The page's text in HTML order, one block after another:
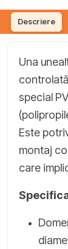
Descriere
Una
special
Este
montaj
care